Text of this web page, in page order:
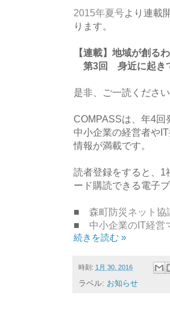
2015年夏号より連載
ります。
【連載】地域が創る
第3回 身近に起き
是非、ご一読ください
COMPASSは、年4回
中小企業の経営者や
情報が満載です。
読者登録をすると、1
ード購読できる電子
■ 森町防災ネット協
■ 中小企業のIT経
続きを読む »
時刻: 1月 30, 2016
ラベル: お知らせ